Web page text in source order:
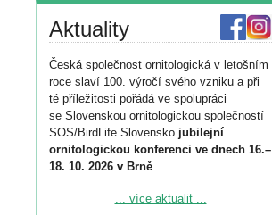
Aktuality
Česká společnost ornitologická v letošním
roce slaví 100. výročí svého vzniku a při
té příležitosti pořádá ve spolupráci
se Slovenskou ornitologickou společností
SOS/BirdLife Slovensko jubilejní
ornitologickou konferenci ve dnech 16.–
18. 10. 2026 v Brně.
Podrobnější informace ke konferenci
... více aktualit ...